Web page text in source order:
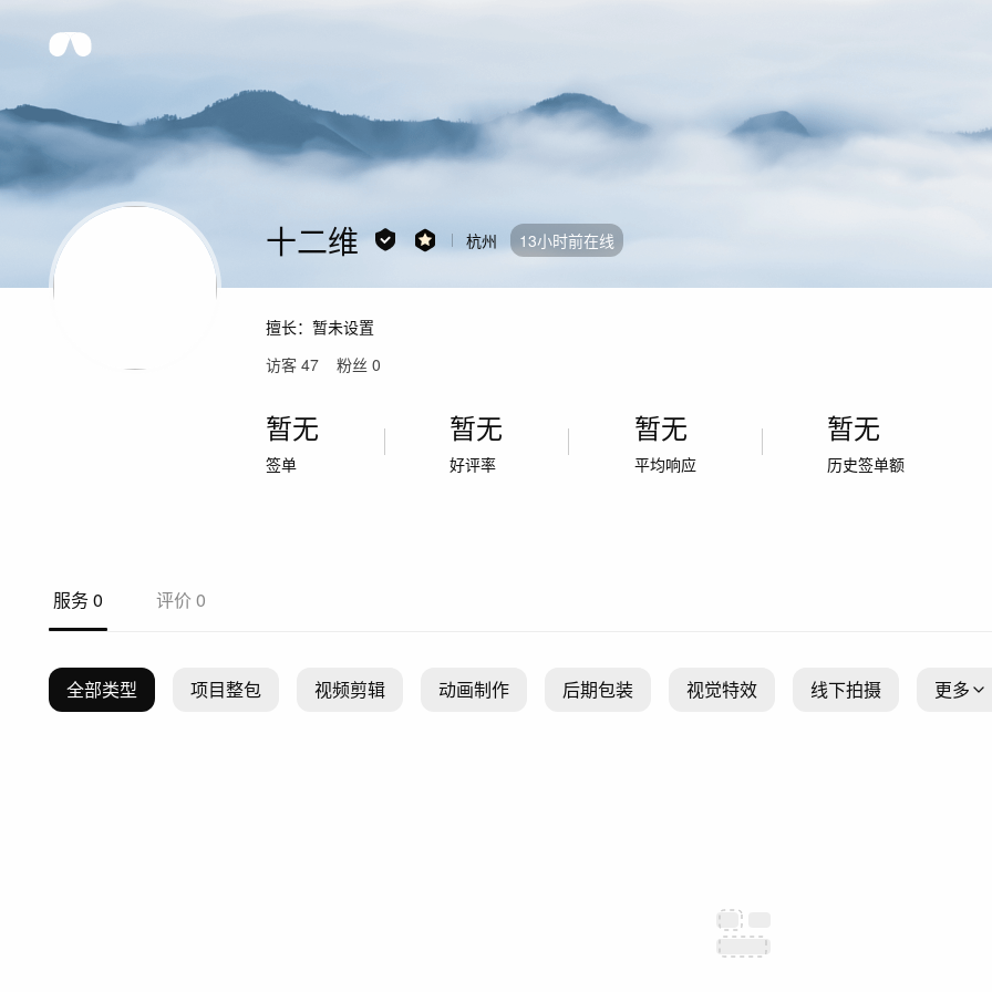
十二维 杭州 13小时前在线
擅长： 暂未设置
访客 47 粉丝 0
暂无
签单
暂无
好评率
暂无
平均响应
暂无
历史签单额
服务0 评价 0
全部类型 项目整包 视频剪辑 动画制作 后期包装 视觉特效 线下拍摄 更多